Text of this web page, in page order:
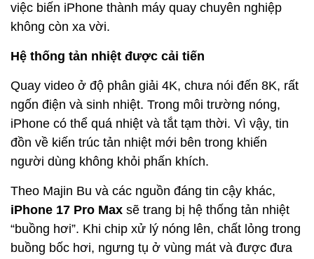
việc biến iPhone thành máy quay chuyên nghiệp
không còn xa vời.
Hệ thống tản nhiệt được cải tiến
Quay video ở độ phân giải 4K, chưa nói đến 8K, rất
ngốn điện và sinh nhiệt. Trong môi trường nóng,
iPhone có thể quá nhiệt và tắt tạm thời. Vì vậy, tin
đồn về kiến trúc tản nhiệt mới bên trong khiến
người dùng không khỏi phấn khích.
Theo Majin Bu và các nguồn đáng tin cậy khác,
iPhone 17 Pro Max sẽ trang bị hệ thống tản nhiệt
“buồng hơi”. Khi chip xử lý nóng lên, chất lỏng trong
buồng bốc hơi, ngưng tụ ở vùng mát và được đưa